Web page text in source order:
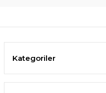
Kategoriler